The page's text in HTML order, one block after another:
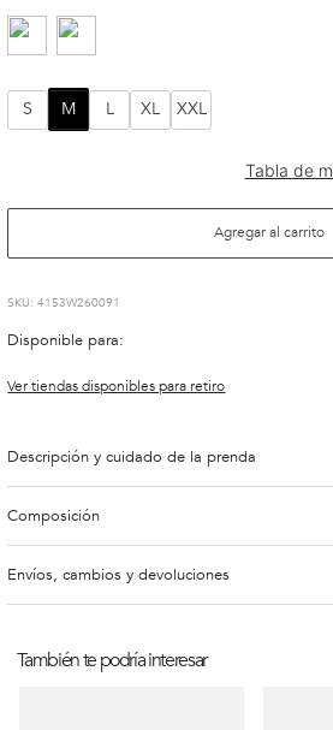
S M L XL XXL
Agregar al carrito
:4153W260091
Disponible para:
Ver tiendas disponibles para retiro
Descripción y cuidado de la prenda
Composición
Envíos, cambios y devoluciones
También te podría interesar